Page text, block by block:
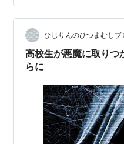
hulu 〇(定額見放題)
Market × Disney+ …
ひじりんのひつまむしブ
高校生が悪魔に取りつ
らに